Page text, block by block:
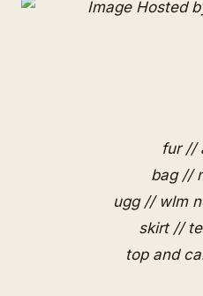
fur //
bag //
ugg // wlm
skirt //
top and